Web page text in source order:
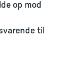
op mod
til